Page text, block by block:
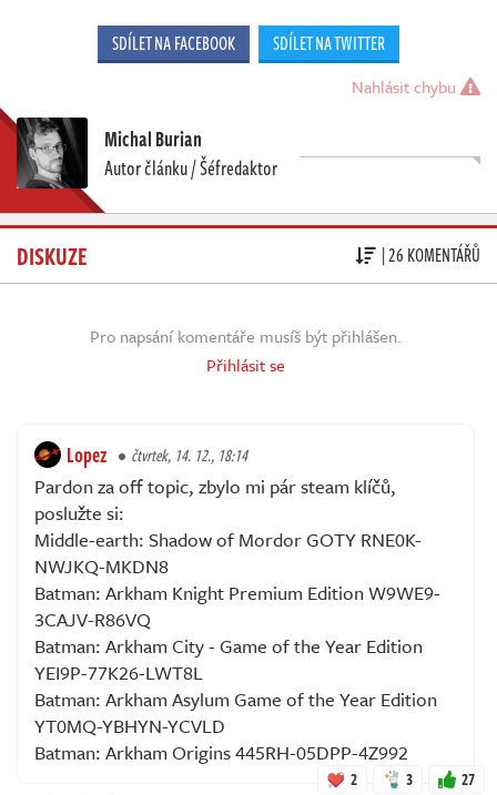
SDÍLET NA FACEBOOK SDÍLET NA TWITTER
Nahlásit chybu
Michal Burian
Autor článku / Šéfredaktor
DISKUZE | 26 KOMENTÁŘŮ
Pro napsání komentáře musíš být přihlášen.
Přihlásit se
Lopez čtvrtek, 14. 12., 18:14
Pardon za off topic, zbylo mi pár steam klíčů,
poslužte si:
Middle-earth: Shadow of Mordor GOTY RNE0K-
NWJKQ-MKDN8
Batman: Arkham Knight Premium Edition W9WE9-
3CAJV-R86VQ
Batman: Arkham City - Game of the Year Edition
YEI9P-77K26-LWT8L
Batman: Arkham Asylum Game of the Year Edition
YT0MQ-YBHYN-YCVLD
Batman: Arkham Origins 445RH-05DPP-4Z992
2 3 27